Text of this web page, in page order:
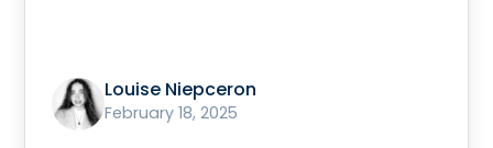
Louise Niepceron
February 18, 2025